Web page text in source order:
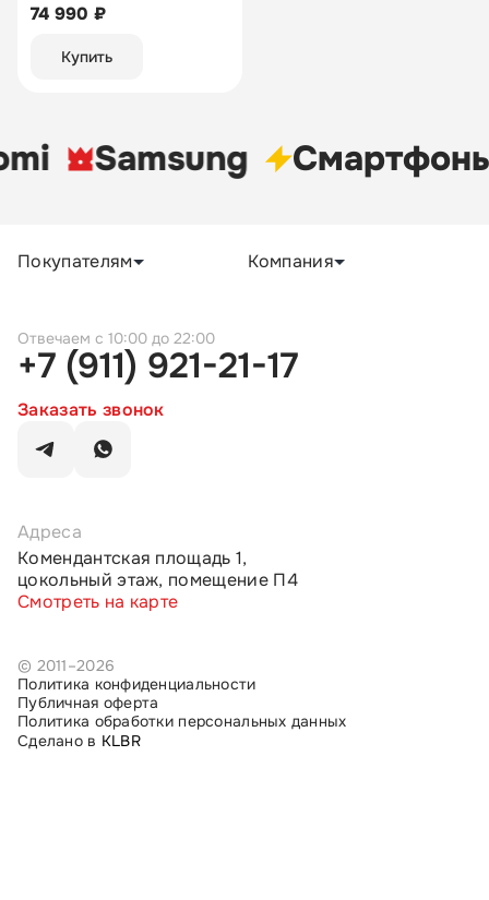
74 990 ₽
Купить
Samsung
Покупателям Компания
© 2011–2026
Политика конфиденциальности
Публичная оферта
Политика обработки персональных данных
Сделано в KLBR
c 10:00 до 22:00
+7 (911) 921-21-17
Заказать звонок
Адреса
Комендантская площадь 1,
цокольный этаж, помещение П4
Смотреть на карте